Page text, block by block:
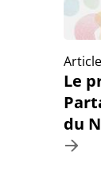
Article
Le
du